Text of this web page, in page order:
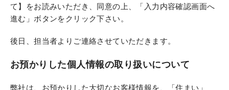
て】をお読みいただき、同意の上、「入力内容確認画面へ
進む」ボタンをクリック下さい。
後日、担当者よりご連絡させていただきます。
お預かりした個人情報の取り扱いについて
弊社は、お預かりした大切なお客様情報を、「住まい」